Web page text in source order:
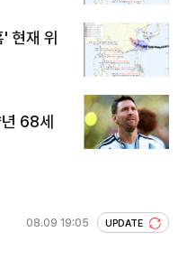
현재 위
68세
08.09 19:05 UPDATE